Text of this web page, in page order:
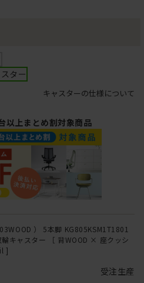
ター
キャスターの仕様について
以上まとめ割対象商品
） 5本脚 KG805KSM1T1801
キャスター ［ 背WOOD × 座クッシ
]
受注生産